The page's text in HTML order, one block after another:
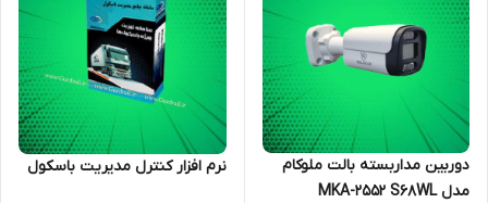
دوربین مداربسته بالت ملوکام
مدل MKA-2552 S68WL
نرم افزار کنترل مدیریت باسکول